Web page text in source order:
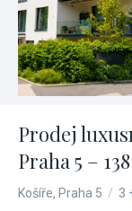
Prodej
Praha 5 –
Košíře, Praha 5 / 3